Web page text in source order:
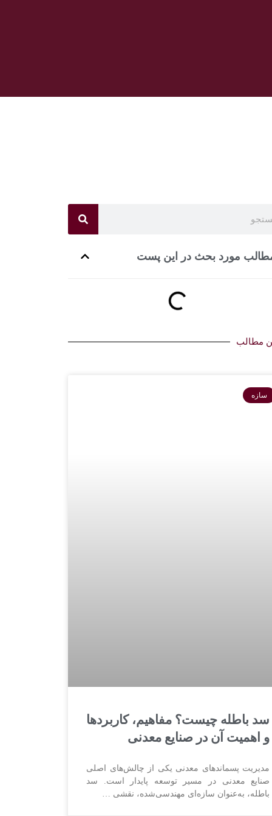
مورد بحث در این پست
مطالب
سازه
سد باطله چیست؟ مفاهیم، کاربردها
و اهمیت آن در صنایع معدنی
مدیریت پسماندهای معدنی یکی از چالش‌های اصلی
صنایع معدنی در مسیر توسعه پایدار است. سد
باطله، به‌عنوان سازه‌ای مهندسی‌شده، نقشی …